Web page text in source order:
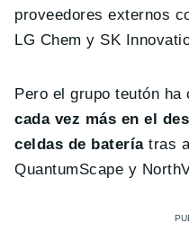
proveedores externos
LG Chem y SK
Pero el grupo teutón ha
cada vez más en el
celdas de bateríatras
QuantumScape y